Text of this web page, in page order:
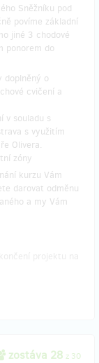
Sněžníku pod
povíme základní
jiné 3 chodové
ponorem do
doplněný o
cvičení a
v souladu s
s využitím
Olivera.
zóny
kurzu Vám
darovat odměnu
a my Vám
zostáva 28 z 30